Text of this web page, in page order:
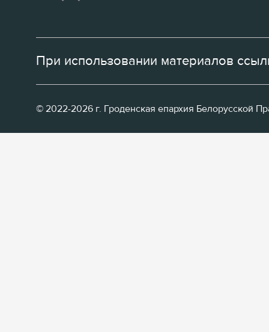
При использовании материалов
© 2022-2026 г. Гроденская епархия Белорусской